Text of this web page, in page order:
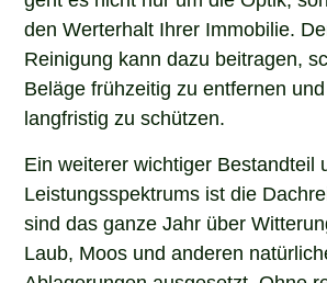
den Werterhalt Ihrer Immobilie.
Reinigung kann dazu beitragen,
Beläge frühzeitig zu entfernen und
langfristig zu schützen.
Ein weiterer wichtiger Bestandteil
Leistungsspektrums ist die
sind das ganze Jahr über
Laub, Moos und anderen
Ablagerungen ausgesetzt. Ohne